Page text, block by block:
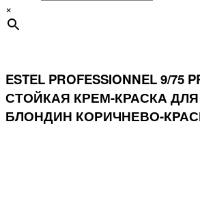
×
ESTEL PROFESSIONNEL 9/75
СТОЙКАЯ КРЕМ-КРАСКА
БЛОНДИН КОРИЧНЕВО-